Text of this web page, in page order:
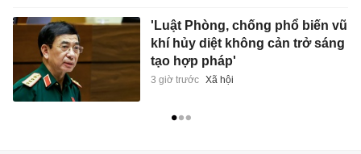
'Luật Phòng, chống phổ biến vũ
khí hủy diệt không cản trở sáng
tạo hợp pháp'
3 giờ trước Xã hội